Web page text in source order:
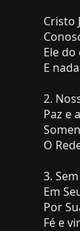
Cristo
Ele
E
2.
Paz e
O
3.
Em
Por